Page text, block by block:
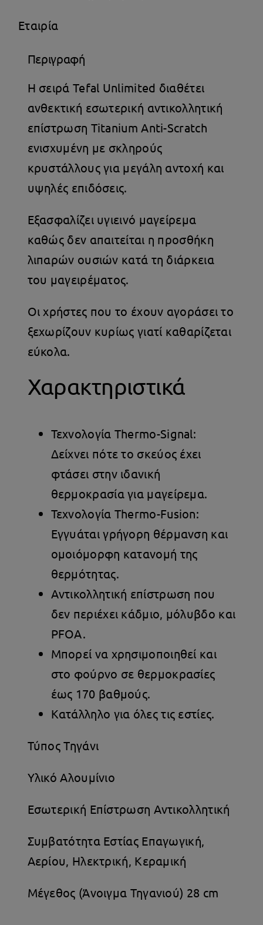
Εταιρία
Περιγραφή
Η σειρά Tefal Unlimited διαθέτει
ανθεκτική εσωτερική αντικολλητική
επίστρωση Titanium Anti-Scratch
ενισχυμένη με σκληρούς
κρυστάλλους για μεγάλη αντοχή και
υψηλές επιδόσεις.
Εξασφαλίζει υγιεινό μαγείρεμα
καθώς δεν απαιτείται η προσθήκη
λιπαρών ουσιών κατά τη διάρκεια
του μαγειρέματος.
Οι χρήστες που το έχουν αγοράσει το
ξεχωρίζουν κυρίως γιατί καθαρίζεται
εύκολα.
Χαρακτηριστικά
Τεχνολογία Thermo-Signal:
Δείχνει πότε το σκεύος έχει
φτάσει στην ιδανική
θερμοκρασία για μαγείρεμα.
Τεχνολογία Thermo-Fusion:
Εγγυάται γρήγορη θέρμανση και
ομοιόμορφη κατανομή της
θερμότητας.
Αντικολλητική επίστρωση που
δεν περιέχει κάδμιο, μόλυβδο και
PFOA.
Μπορεί να χρησιμοποιηθεί και
στο φούρνο σε θερμοκρασίες
έως 170 βαθμούς.
Κατάλληλο για όλες τις εστίες.
Τύπος Τηγάνι
Υλικό Αλουμίνιο
Εσωτερική Επίστρωση Αντικολλητική
Συμβατότητα Εστίας Επαγωγική,
Αερίου, Ηλεκτρική, Κεραμική
Μέγεθος (Άνοιγμα Τηγανιού) 28 cm